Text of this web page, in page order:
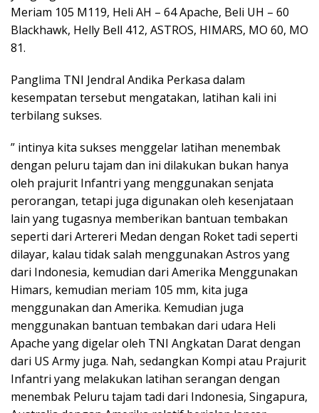
Meriam 105 M119, Heli AH – 64 Apache, Beli UH – 60
Blackhawk, Helly Bell 412, ASTROS, HIMARS, MO 60, MO
81.
Panglima TNI Jendral Andika Perkasa dalam
kesempatan tersebut mengatakan, latihan kali ini
terbilang sukses.
” intinya kita sukses menggelar latihan menembak
dengan peluru tajam dan ini dilakukan bukan hanya
oleh prajurit Infantri yang menggunakan senjata
perorangan, tetapi juga digunakan oleh kesenjataan
lain yang tugasnya memberikan bantuan tembakan
seperti dari Artereri Medan dengan Roket tadi seperti
dilayar, kalau tidak salah menggunakan Astros yang
dari Indonesia, kemudian dari Amerika Menggunakan
Himars, kemudian meriam 105 mm, kita juga
menggunakan dan Amerika. Kemudian juga
menggunakan bantuan tembakan dari udara Heli
Apache yang digelar oleh TNI Angkatan Darat dengan
dari US Army juga. Nah, sedangkan Kompi atau Prajurit
Infantri yang melakukan latihan serangan dengan
menembak Peluru tajam tadi dari Indonesia, Singapura,